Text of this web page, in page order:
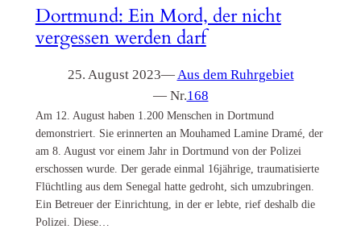
Dortmund: Ein Mord, der nicht
vergessen werden darf
25. August 2023— Aus dem Ruhrgebiet
— Nr.168
Am 12. August haben 1.200 Menschen in Dortmund
demonstriert. Sie erinnerten an Mouhamed Lamine Dramé, der
am 8. August vor einem Jahr in Dortmund von der Polizei
erschossen wurde. Der gerade einmal 16jährige, traumatisierte
Flüchtling aus dem Senegal hatte gedroht, sich umzubringen.
Ein Betreuer der Einrichtung, in der er lebte, rief deshalb die
Polizei. Diese…